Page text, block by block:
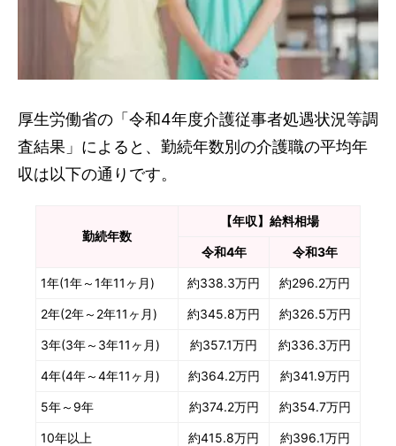
介護職員処遇改善加算と待遇の関係
介護職員処遇改善加算とは?
今後、介護職の給料は上がる?
2024年6月に介護報酬改定が施行
2024年以降の介護職の給料は上がる？
介護職員が給料をアップさせる3つの方法
手当を増やす
介護職として給料アップを目指して待遇のよい職場
厚生労働省の「令和4年度介護従事者処遇状況等調
査結果」によると、勤続年数別の介護職の平均年
収は以下の通りです。
勤続年数
【年収】給料相場
令和4年 令和3年
1年(1年～1年11ヶ月) 約338.3万円 約296.2万円
2年(2年～2年11ヶ月) 約345.8万円 約326.5万円
3年(3年～3年11ヶ月) 約357.1万円 約336.3万円
4年(4年～4年11ヶ月) 約364.2万円 約341.9万円
5年～9年 約374.2万円 約354.7万円
10年以上 約415.8万円 約396.1万円